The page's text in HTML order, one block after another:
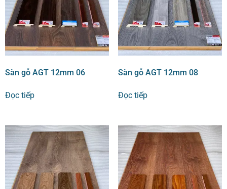
Sàn gỗ AGT 12mm 06
Đọc tiếp
Sàn gỗ AGT 12mm 08
Đọc tiếp